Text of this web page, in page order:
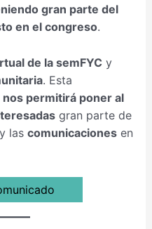
gran parte del
en el congreso.
de la semFYC y
. Esta
nos permitirá poner al
gran parte de
las comunicacionesen